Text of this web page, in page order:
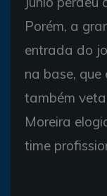
Porém, a
entrada do
na base, que
também
Moreira
time